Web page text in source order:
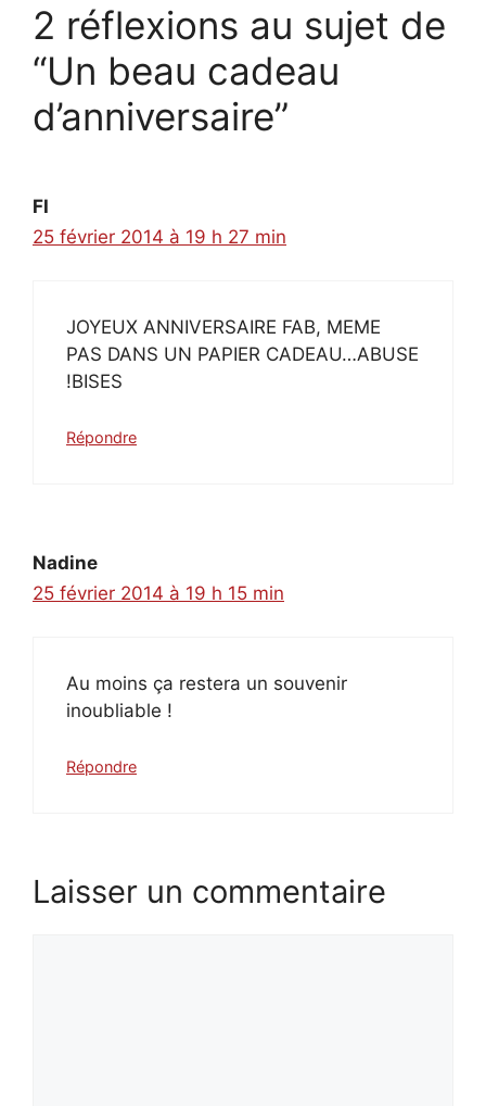
2 réflexions au sujet de
“Un beau cadeau
d’anniversaire”
FI
25 février 2014 à 19 h 27 min
JOYEUX ANNIVERSAIRE FAB, MEME
PAS DANS UN PAPIER CADEAU…ABUSE
!BISES
Répondre
Nadine
25 février 2014 à 19 h 15 min
Au moins ça restera un souvenir
inoubliable !
Répondre
Laisser un commentaire